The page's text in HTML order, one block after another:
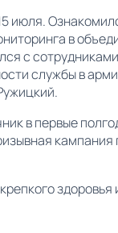
июля.
в
с
службы в
в первые
здоровья